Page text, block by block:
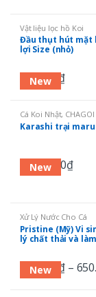
New
Vật liệu lọc hồ Koi
Đầu thụt hút mặt
lợi Size (nhỏ)
400.000 ₫
New
Cá Koi Nhật, CHAGOI
Karashi trại
2.500.000₫
New
Xử Lý Nước Cho Cá
Pristine (Mỹ) Vi
lý chất thải và
180.000 ₫–